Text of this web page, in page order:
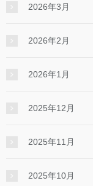
2026年3月
2026年2月
2026年1月
2025年12月
2025年11月
2025年10月